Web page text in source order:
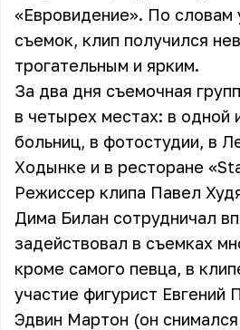
«Евровидение». По словам
съемок, клип получился
трогательным и ярким.
За два дня съемочная
в четырех местах: в одной
больниц, в фотостудии, в
Ходынке и в ресторане
Режиссер клипа Павел
Дима Билан сотрудничал
задействовал в съемках
кроме самого певца, в
участие фигурист Евгений
Эдвин Мартон (он